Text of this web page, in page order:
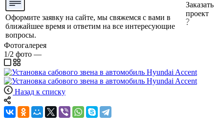
Оформите заявку на сайте, мы свяжемся с вами в
ближайшее время и ответим на все интересующие
вопросы.
Заказать
проект
Фотогалерея
1/2 фото —
Назад к списку